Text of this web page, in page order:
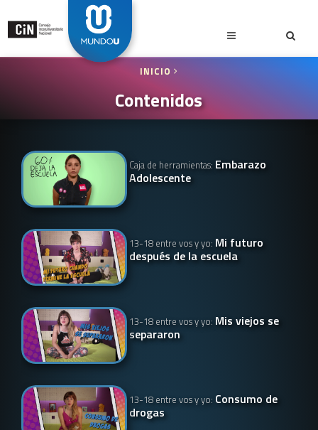
INICIO
Contenidos
Caja de herramientas: Embarazo
Adolescente
13-18 entre vos y yo: Mi futuro
después de la escuela
13-18 entre vos y yo: Mis viejos se
separaron
13-18 entre vos y yo: Consumo de
drogas